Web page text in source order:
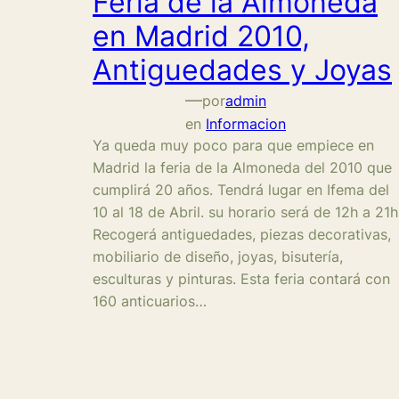
en Madrid 2010,
Antiguedades y Joyas
—poradmin
en Informacion
Ya queda muy poco para que empiece en
Madrid la feria de la Almoneda del 2010 que
cumplirá 20 años. Tendrá lugar en Ifema del
10 al 18 de Abril. su horario será de 12h a
Recogerá antiguedades, piezas decorativas,
mobiliario de diseño, joyas, bisutería,
esculturas y pinturas. Esta feria contará con
160 anticuarios…